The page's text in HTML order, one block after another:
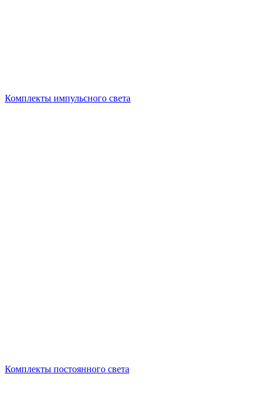
Комплекты импульсного света
Комплекты постоянного света